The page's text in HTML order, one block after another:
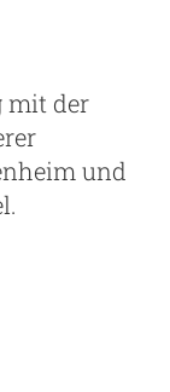
mit der
und